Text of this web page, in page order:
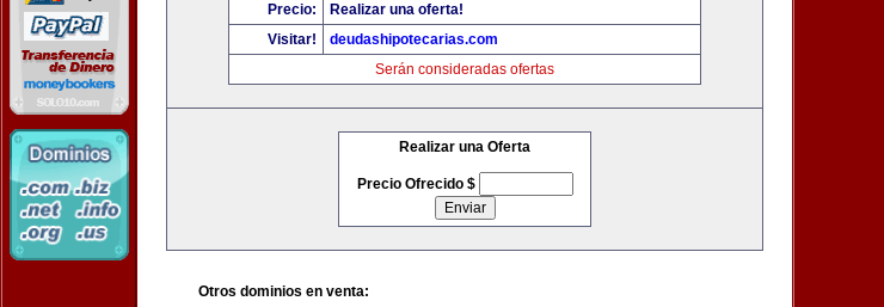
Precio:
Realizar una oferta!
Visitar!
deudashipotecarias.com
Serán consideradas ofertas
Realizar una Oferta
Precio Ofrecido $
Otros dominios en venta: